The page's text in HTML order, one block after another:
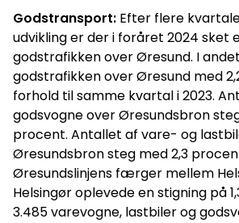
Godstransport: Efter flere
udvikling er der i foråret 2024 sket
godstrafikken over Øresund. I
godstrafikken over Øresund med
forhold til samme kvartal i 2023.
godsvogne over Øresundsbron
procent. Antallet af vare- og
Øresundsbron steg med 2,3
Øresundslinjens færger mellem
Helsingør oplevede en stigning på
3.485 varevogne, lastbiler og